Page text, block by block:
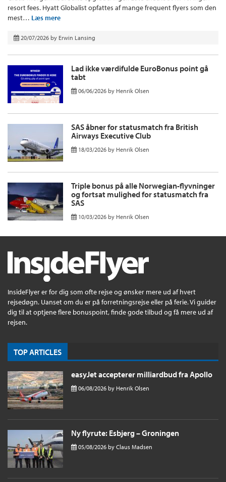
resort fees. Hyatt Globalist opfattes af mange frequent flyers som den
mest… Læs mere
20/07/2026 by Erwin Lansing
Lad ikke værdifulde EuroBonus point gå
tabt
06/06/2026 by Henrik Olsen
SAS åbner for statusmatch fra British
Airways Executive Club
18/03/2026 by Henrik Olsen
Triple bonus på alle Norwegian-flyvninger
og fortsat mulighed for statusmatch fra
SAS
10/03/2026 by Henrik Olsen
InsideFlyer er for dig som ofte rejse og ønsker mere ud af hvert
rejsedøgn. Uanset om du er på forretningsrejse eller på ferie. Vi guider
dig til at optjene flere bonuspoint, finde gode tilbud og få mere ud af
rejsen.
TOP ARTICLES
easyJet accepterer milliardbud fra Apollo
06/08/2026 by Henrik Olsen
Ny flyrute: Esbjerg – Groningen
05/08/2026 by Claus Madsen